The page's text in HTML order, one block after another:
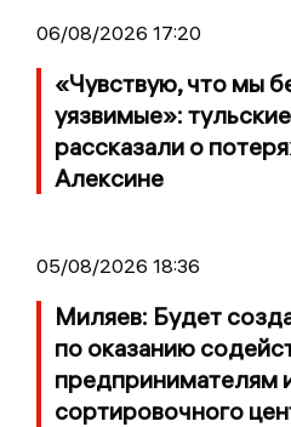
06/08/2026 17:20
«Чувствую, что мы
уязвимые»:
рассказали о
Алексине
05/08/2026 18:36
Миляев: Будет
по оказанию
предпринимателям
сортировочного